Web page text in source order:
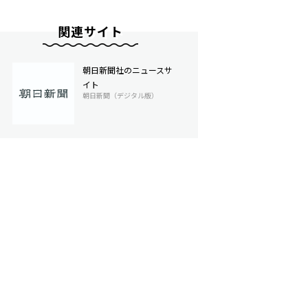
関連サイト
朝日新聞社のニュースサ
イト
朝日新聞（デジタル版）